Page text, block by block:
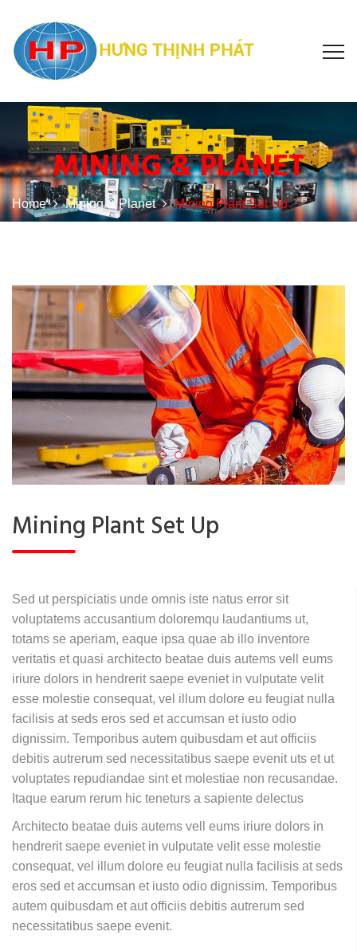
MINING & PLANET
Home Mining & Planet Mining Plant Set Up
Mining Plant Set Up
Sed ut perspiciatis unde omnis iste natus error sit
voluptatems accusantium doloremqu laudantiums ut,
totams se aperiam, eaque ipsa quae ab illo inventore
veritatis et quasi architecto beatae duis autems vell eums
iriure dolors in hendrerit saepe eveniet in vulputate velit
esse molestie consequat, vel illum dolore eu feugiat nulla
facilisis at seds eros sed et accumsan et iusto odio
dignissim. Temporibus autem quibusdam et aut officiis
debitis autrerum sed necessitatibus saepe evenit uts et ut
voluptates repudiandae sint et molestiae non recusandae.
Itaque earum rerum hic teneturs a sapiente delectus
Architecto beatae duis autems vell eums iriure dolors in
hendrerit saepe eveniet in vulputate velit esse molestie
consequat, vel illum dolore eu feugiat nulla facilisis at seds
eros sed et accumsan et iusto odio dignissim. Temporibus
autem quibusdam et aut officiis debitis autrerum sed
necessitatibus saepe evenit.